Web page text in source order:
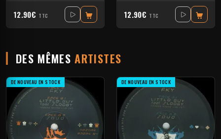
12.90€ TTC 12.90€ TTC
DES MÊMESARTISTES
DE NOUVEAU EN STOCK DE NOUVEAU EN STOCK